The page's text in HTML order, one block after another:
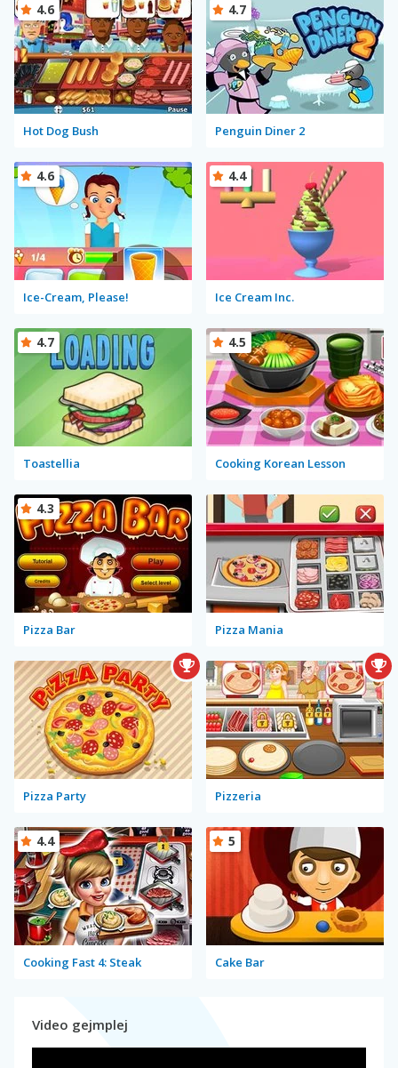
Hot Dog Bush
4.6
Penguin Diner 2
4.7
Ice-Cream, Please!
4.6
Ice Cream Inc.
4.4
Toastellia
4.7
Cooking Korean Lesson
4.5
Pizza Bar
4.3
Pizza Mania
Pizza Party Pizzeria
Cooking Fast 4: Steak
4.4
Cake Bar
5
Video gejmplej